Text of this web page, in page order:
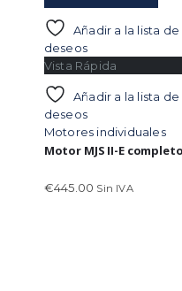
Añadir a la lista de
deseos
Vista Rápida
Añadir a la lista de
deseos
Motores individuales
Motor MJS II-E completo
€445.00 Sin IVA